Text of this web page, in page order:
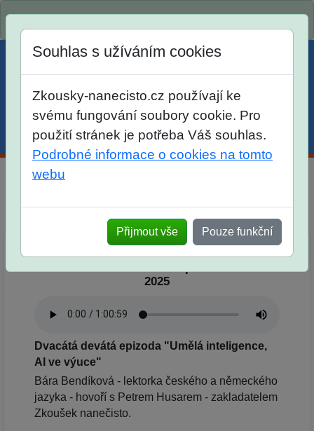
Menu Účet Košík
Souhlas s užíváním cookies
Zkousky-nanecisto.cz používají ke
svému fungování soubory cookie. Pro
použití stránek je potřeba Váš souhlas.
Podrobné informace o cookies na tomto
webu
Přijmout vše Pouze funkční
2025
Dvacátá devátá epizoda "Umělá inteligence,
AI ve výuce"
Bára Bendíková - lektorka českého a německého
jazyka - hovoří s Petrem Husarem - zakladatelem
Zkoušek nanečisto.